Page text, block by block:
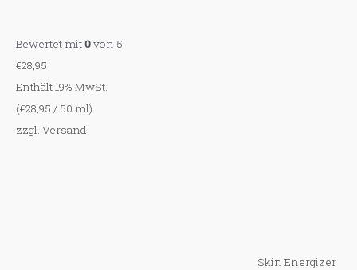
Bewertet mit0von 5
€28,95
Enthält 19% MwSt.
(€28,95 / 50 ml)
zzgl. Versand
Skin Energizer